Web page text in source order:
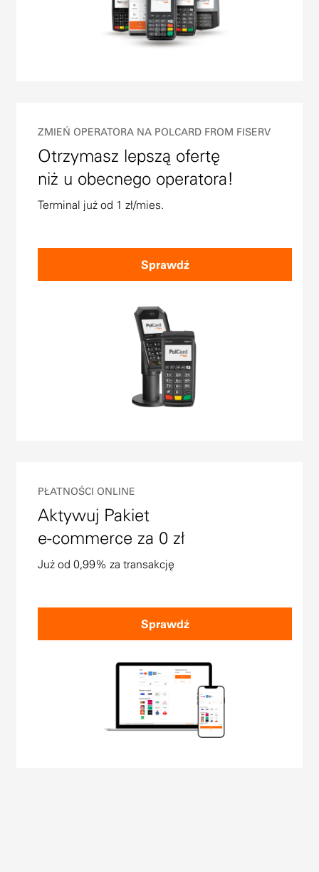
ZMIEŃ OPERATORA NA POLCARD FROM FISERV
Otrzymasz lepszą ofertę
niż u obecnego operatora!
Terminal już od 1 zł/mies.
Sprawdź
PŁATNOŚCI ONLINE
Aktywuj Pakiet
e-commerce za 0 zł
Już od 0,99% za transakcję
Sprawdź